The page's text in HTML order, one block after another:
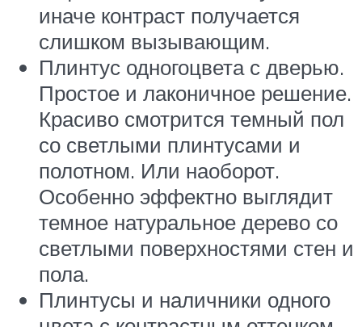
иначе контраст получается
слишком вызывающим.
Плинтус одногоцвета с дверью.
Простое и лаконичное решение.
Красиво смотрится темный пол
со светлыми плинтусами и
полотном. Или наоборот.
Особенно эффектно выглядит
темное натуральное дерево со
светлыми поверхностями стен и
пола.
Плинтусы и наличники одного